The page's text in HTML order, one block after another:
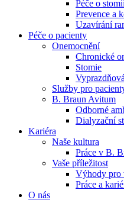
Péče o stomii
Prevence a
Uzavírání
Péče o pacienty
Onemocnění
Chronické
Stomie
Služby pro
B. Braun Avitum
Odborné
Dialyzační
Kariéra
Naše kultura
Práce v B.
Vaše příležitost​
Výhody pro
Práce a
O nás